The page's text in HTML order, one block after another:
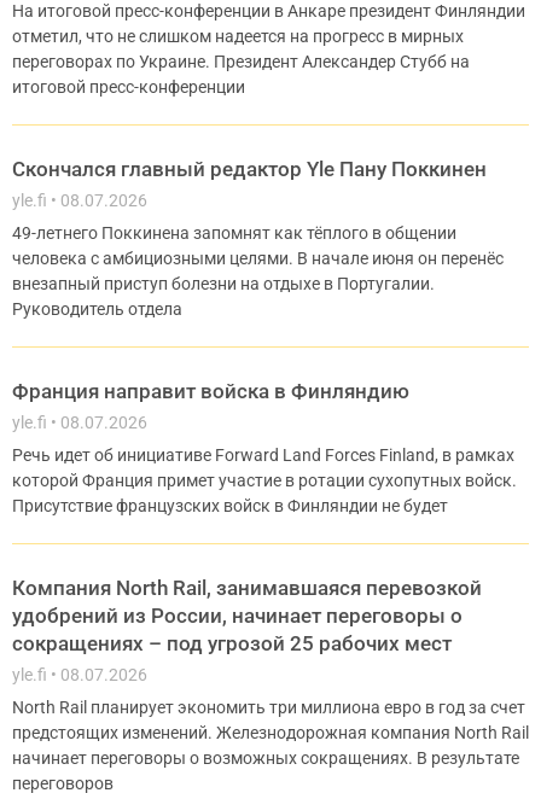
На итоговой пресс-конференции в Анкаре президент Финляндии
отметил, что не слишком надеется на прогресс в мирных
переговорах по Украине. Президент Александер Стубб на
итоговой пресс-конференции
Скончался главный редактор Yle Пану Поккинен
yle.fi
08.07.2026
49-летнего Поккинена запомнят как тёплого в общении
человека с амбициозными целями. В начале июня он перенёс
внезапный приступ болезни на отдыхе в Португалии.
Руководитель отдела
Франция направит войска в Финляндию
yle.fi
08.07.2026
Речь идет об инициативе Forward Land Forces Finland, в рамках
которой Франция примет участие в ротации сухопутных войск.
Присутствие французских войск в Финляндии не будет
Компания North Rail, занимавшаяся перевозкой
удобрений из России, начинает переговоры о
сокращениях – под угрозой 25 рабочих мест
yle.fi
08.07.2026
North Rail планирует экономить три миллиона евро в год за счет
предстоящих изменений. Железнодорожная компания North Rail
начинает переговоры о возможных сокращениях. В результате
переговоров